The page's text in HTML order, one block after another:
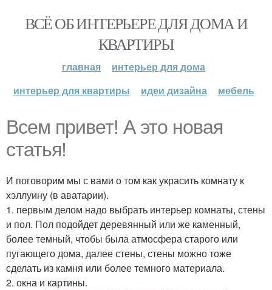
ВСЁ ОБ ИНТЕРЬЕРЕ ДЛЯ ДОМА И
КВАРТИРЫ
главная
интерьер для дома
интерьер для квартиры
идеи дизайна мебель
Всем привет! А это новая
статья!
И поговорим мы с вами о том как украсить комнату к
хэллуину (в аватарии).
1. первым делом надо выбрать интерьер комнаты, стены
и пол. Пол подойдет деревянный или же каменный,
более темный, чтобы была атмосфера старого или
пугающего дома, далее стены, стены можно тоже
сделать из камня или более темного материала.
2. окна и картины.